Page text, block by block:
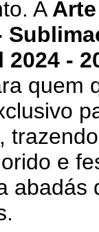
A
2024 -
quem
e
abadás